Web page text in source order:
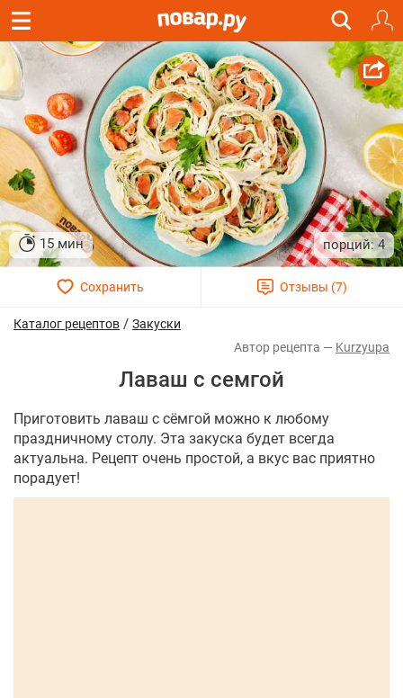
15 мин 4
Каталог рецептов / Закуски
Kurzyupa
Лаваш с семгой
Приготовить лаваш с сёмгой можно к любому
праздничному столу. Эта закуска будет всегда
актуальна. Рецепт очень простой, а вкус вас приятно
порадует!